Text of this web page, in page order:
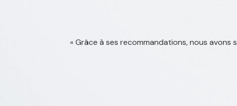
« Grâce à ses recommandations, nous